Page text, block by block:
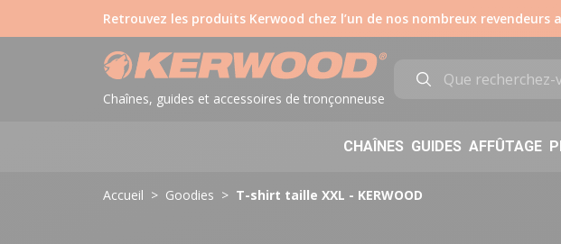
Retrouvez les produits Kerwood chez l’un de nos nombreux revendeurs
Chaînes, guides et accessoires de tronçonneuse
CHAÎNES GUIDES AFFÛTAGE
Accueil Goodies T-shirt taille XXL - KERWOOD